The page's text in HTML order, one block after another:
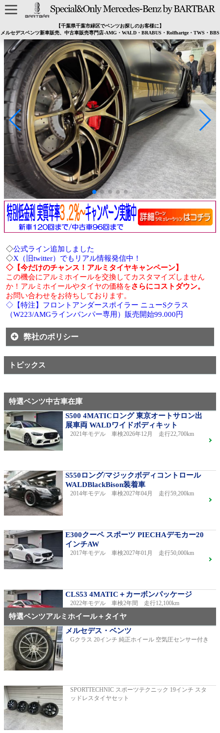
【千葉県千葉市緑区でベンツお探しのお客様に】
メルセデスベンツ新車販売、中古車販売専門店-AMG・WALD・BRABUS・Rolfhartge・TWS・BBS
◇公式ライン追加しました
◇X（旧twitter）でもリアル情報発信中！
◇【今だけのチャンス！アルミタイヤキャンペーン】
この機会にアルミホイールを交換してカスタマイズしません
か！アルミホイールやタイヤの価格をさらにコストダウン。
お問い合わせをお待ちしております。
◇【特注】フロントアンダースポイラー ニューSクラス
（W223/AMGラインバンパー専用）販売開始99.000円
弊社のポリシー
トピックス
特選ベンツ中古車在庫
S500 4MATICロング 東京オートサロン出
展車両 WALDワイドボディキット
2021年モデル 車検2026年12月 走行22,700km
S550ロング/マジックボディコントロール
WALDBlackBison装着車
2014年モデル 車検2027年04月 走行59,200km
E300クーペ スポーツ PIECHAデモカー20
インチAW
2017年モデル 車検2027年01月 走行50,000km
CLS53 4MATIC＋カーボンパッケージ
2022年モデル 車検2年間 走行12,100km
特選ベンツアルミホイール＋タイヤ
メルセデス・ベンツ
Gクラス 20インチ 純正ホイール 空気圧センサー付き
SPORTTECHNIC スポーツテクニック 19インチ スタ
ッドレスタイヤセット